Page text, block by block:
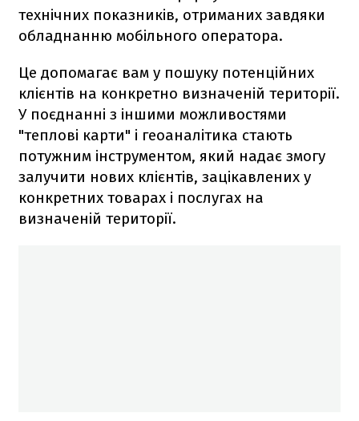
технічних показників, отриманих завдяки
обладнанню мобільного оператора.
Це допомагає вам у пошуку потенційних
клієнтів на конкретно визначеній території.
У поєднанні з іншими можливостями
"теплові карти" і геоаналітика стають
потужним інструментом, який надає змогу
залучити нових клієнтів, зацікавлених у
конкретних товарах і послугах на
визначеній території.